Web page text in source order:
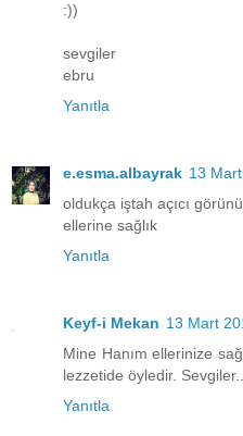
:))
sevgiler
ebru
Yanıtla
e.esma.albayrak 13
oldukça iştah açıcı
ellerine sağlık
Yanıtla
Keyf-i Mekan 13 Mart
Mine Hanım ellerinize
lezzetide öyledir.
Yanıtla